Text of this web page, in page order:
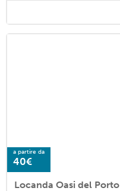
a partire da
40€
Locanda Oasi del Porto